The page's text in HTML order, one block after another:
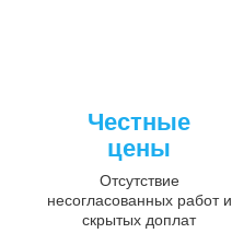
Честные
цены
Отсутствие
несогласованных работ и
скрытых доплат